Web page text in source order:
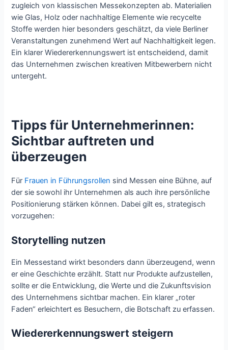
zugleich von klassischen Messekonzepten ab. Materialien
wie Glas, Holz oder nachhaltige Elemente wie recycelte
Stoffe werden hier besonders geschätzt, da viele Berliner
Veranstaltungen zunehmend Wert auf Nachhaltigkeit legen.
Ein klarer Wiedererkennungswert ist entscheidend, damit
das Unternehmen zwischen kreativen Mitbewerbern nicht
untergeht.
Tipps für Unternehmerinnen:
Sichtbar auftreten und
überzeugen
Für Frauen in Führungsrollen sind Messen eine Bühne, auf
der sie sowohl ihr Unternehmen als auch ihre persönliche
Positionierung stärken können. Dabei gilt es, strategisch
vorzugehen:
Storytelling nutzen
Ein Messestand wirkt besonders dann überzeugend, wenn
er eine Geschichte erzählt. Statt nur Produkte aufzustellen,
sollte er die Entwicklung, die Werte und die Zukunftsvision
des Unternehmens sichtbar machen. Ein klarer „roter
Faden“ erleichtert es Besuchern, die Botschaft zu erfassen.
Wiedererkennungswert steigern